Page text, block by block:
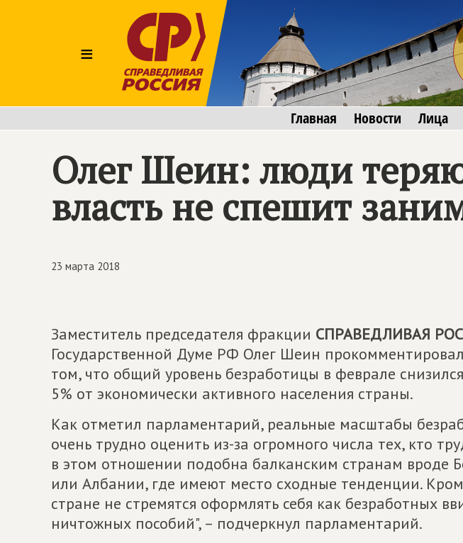
≡
Главная Новости Лица
Олег Шеин: люди
власть не спешит
23 марта 2018
Заместитель председателя фракции СПРАВЕДЛИВАЯ
Государственной Думе РФ Олег Шеин
том, что общий уровень безработицы в феврале
5% от экономически активного населения страны.
Как отметил парламентарий, реальные масштабы
очень трудно оценить из-за огромного числа тех, кто
в этом отношении подобна балканским странам вроде
или Албании, где имеют место сходные тенденции.
стране не стремятся оформлять себя как безработных
ничтожных пособий", – подчеркнул парламентарий.